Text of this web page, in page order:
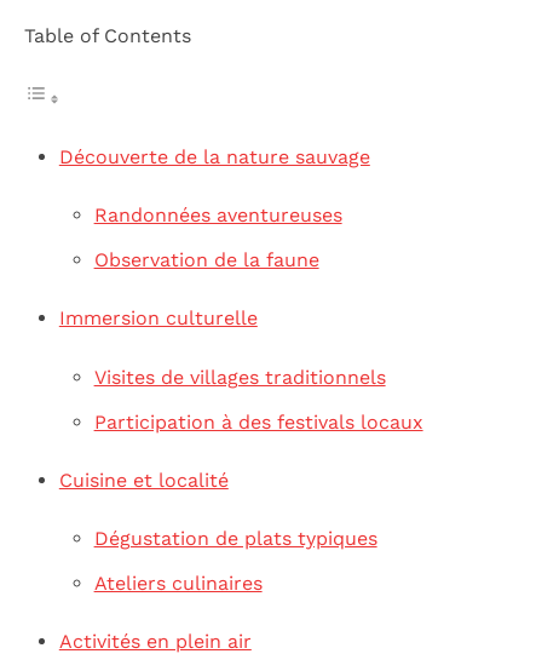
Table of Contents
Découverte de la nature sauvage
Randonnées aventureuses
Observation de la faune
Immersion culturelle
Visites de villages traditionnels
Participation à des festivals locaux
Cuisine et localité
Dégustation de plats typiques
Ateliers culinaires
Activités en plein air